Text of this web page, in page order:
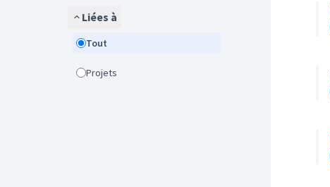
Liées à
Tout
Projets